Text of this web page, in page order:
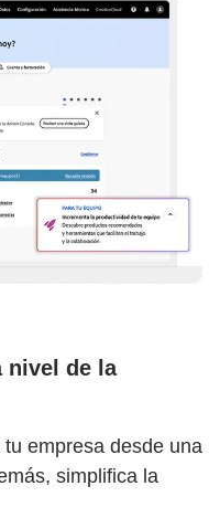
nivel de la
empresa desde una
simplifica la